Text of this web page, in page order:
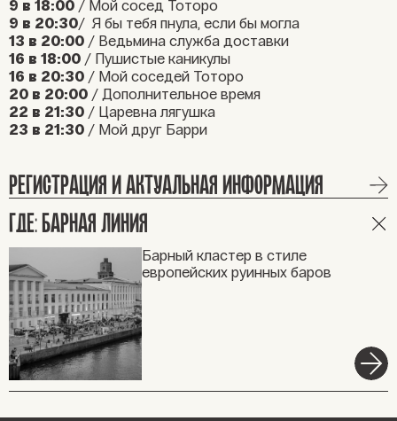
9 в 18:00/ Мой сосед Тоторо
9 в 20:30/ Я бы тебя пнула, если бы могла
13 в 20:00/ Ведьмина служба доставки
16 в 18:00/ Пушистые каникулы
16 в 20:30/ Мой соседей Тоторо
20 в 20:00/ Дополнительное время
22 в 21:30/ Царевна лягушка
23 в 21:30/ Мой друг Барри
РЕГИСТРАЦИЯ И АКТУАЛЬНАЯ ИНФОРМАЦИЯ
ГДЕ: БАРНАЯ ЛИНИЯ
Барный кластер в стиле
европейских руинных баров